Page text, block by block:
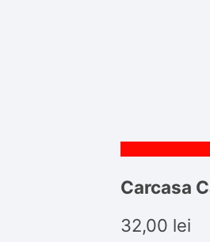
Carcasa
32,00 lei